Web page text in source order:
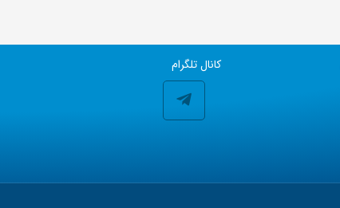
کانال تلگرام